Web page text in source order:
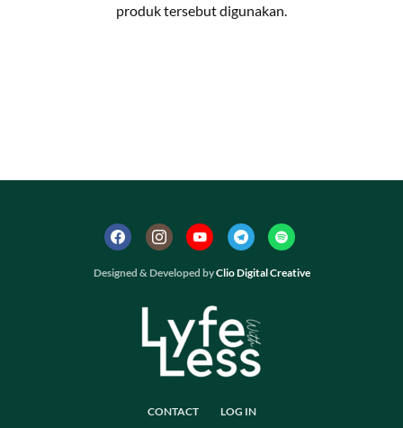
produk tersebut digunakan.
Designed & Developed byClio Digital Creative
CONTACT LOG IN